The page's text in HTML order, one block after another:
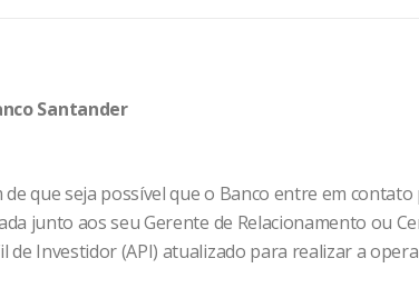
Santander
que seja possível que o Banco entre em
junto aos seu Gerente de Relacionamento ou
Investidor (API) atualizado para realizar a